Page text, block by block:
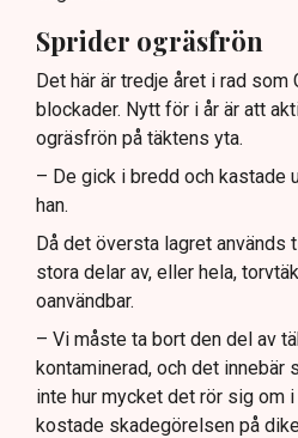
Sprider ogräsfrön
Det här är tredje året i rad
blockader. Nytt för i år är att
ogräsfrön på täktens yta.
– De gick i bredd och kastade
han.
Då det översta lagret används
stora delar av, eller hela,
oanvändbar.
– Vi måste ta bort den del av
kontaminerad, och det innebär
inte hur mycket det rör sig om i
kostade skadegörelsen på